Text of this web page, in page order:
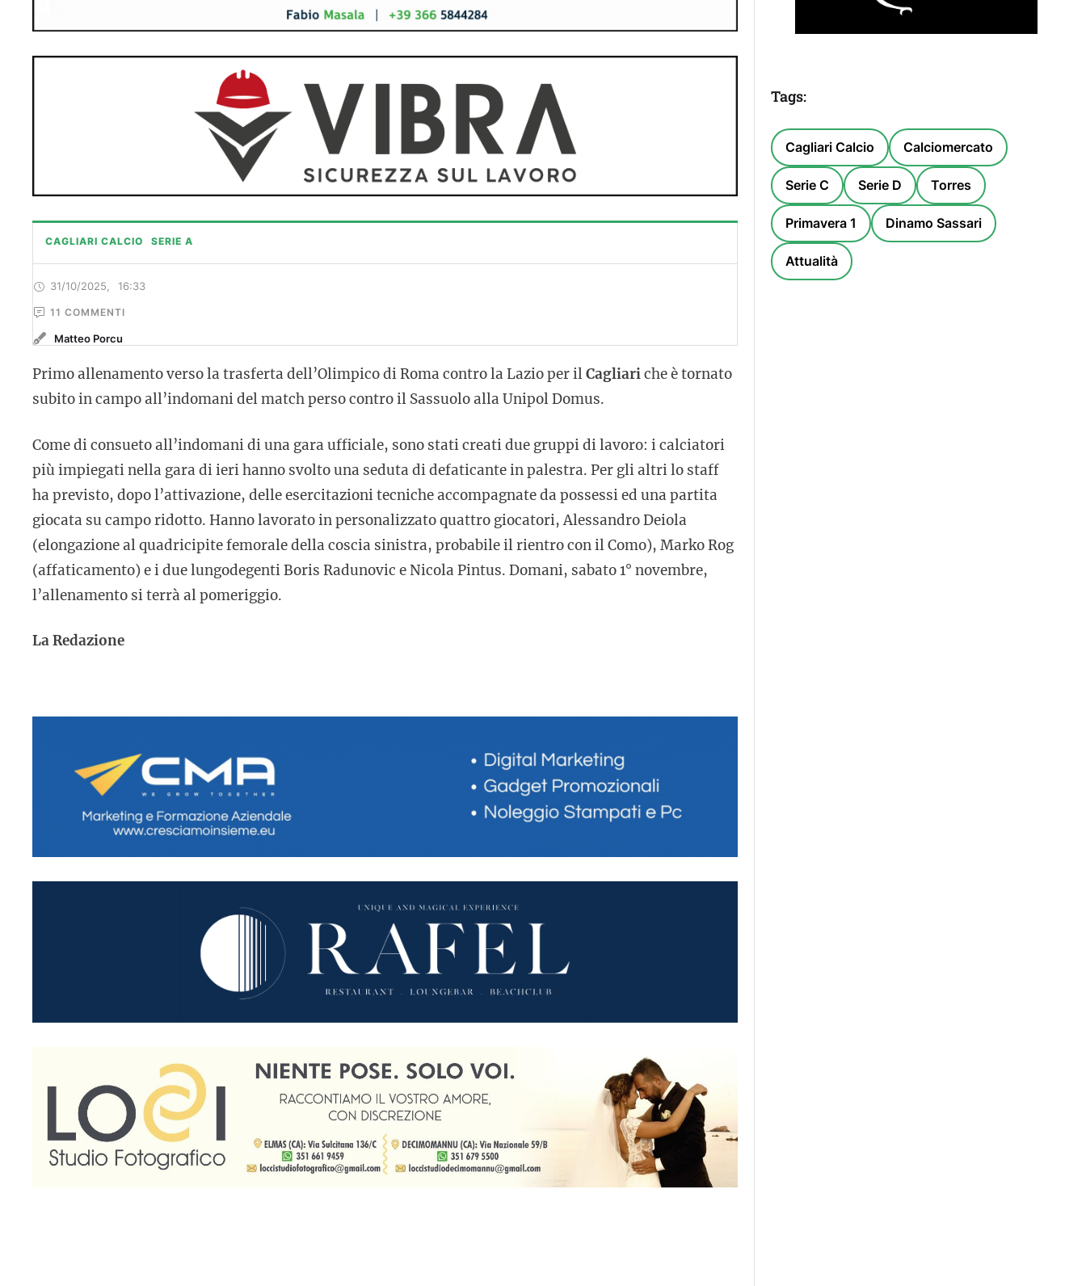
CAGLIARI CALCIO SERIE A
31/10/2025, 16:33
11 COMMENTI
Matteo Porcu
Primo allenamento verso la trasferta dell’Olimpico di Roma contro la Lazio per ilCagliariche è tornato
subito in campo all’indomani del match perso contro il Sassuolo alla Unipol Domus.
Come di consueto all’indomani di una gara ufficiale, sono stati creati due gruppi di lavoro: i calciatori
più impiegati nella gara di ieri hanno svolto una seduta di defaticante in palestra. Per gli altri lo staff
ha previsto, dopo l’attivazione, delle esercitazioni tecniche accompagnate da possessi ed una partita
giocata su campo ridotto. Hanno lavorato in personalizzato quattro giocatori, Alessandro Deiola
(elongazione al quadricipite femorale della coscia sinistra, probabile il rientro con il Como), Marko Rog
(affaticamento) e i due lungodegenti Boris Radunovic e Nicola Pintus. Domani, sabato 1° novembre,
l’allenamento si terrà al pomeriggio.
La Redazione
Tags:
Cagliari Calcio Calciomercato
Serie C Serie D Torres
Primavera 1 Dinamo Sassari
Attualità